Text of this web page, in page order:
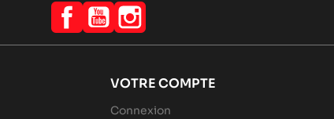
Facebook
YouTube
VOTRE COMPTE
Connexion